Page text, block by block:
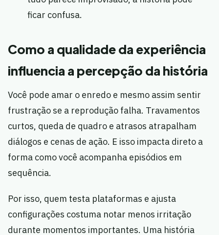
ficar confusa.
Como a qualidade da experiência
influencia a percepção da história
Você pode amar o enredo e mesmo assim sentir
frustração se a reprodução falha. Travamentos
curtos, queda de quadro e atrasos atrapalham
diálogos e cenas de ação. E isso impacta direto a
forma como você acompanha episódios em
sequência.
Por isso, quem testa plataformas e ajusta
configurações costuma notar menos irritação
durante momentos importantes. Uma história